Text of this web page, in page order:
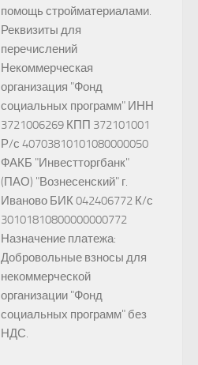
помощь стройматериалами.
Реквизиты для
перечислений
Некоммерческая
организация "Фонд
социальных программ" ИНН
3721006269 КПП 372101001
Р/с 40703810101080000050
ФАКБ "Инвестторгбанк"
(ПАО) "Вознесенский" г.
Иваново БИК 042406772 К/с
30101810800000000772
Назначение платежа:
Добровольные взносы для
некоммерческой
организации "Фонд
социальных программ" без
НДС.